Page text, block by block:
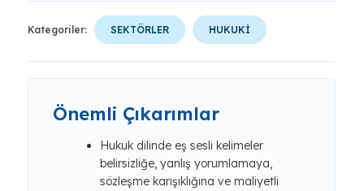
Kategoriler: SEKTÖRLER HUKUKİ
Önemli Çıkarımlar
Hukuk dilinde eş sesli kelimeler
belirsizliğe, yanlış yorumlamaya,
sözleşme karışıklığına ve maliyetli